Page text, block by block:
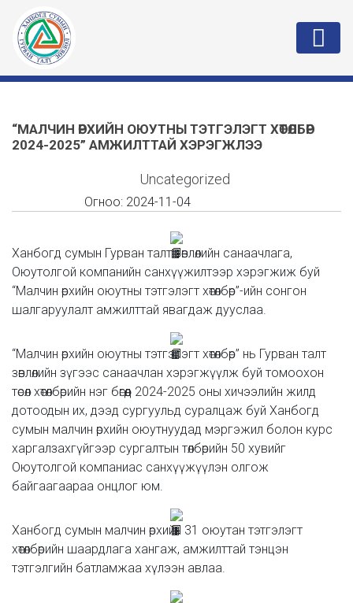
“МАЛЧИН ӨРХИЙН ОЮУТНЫ ТЭТГЭЛЭГТ ХӨТӨЛБӨР
2024-2025” АМЖИЛТТАЙ ХЭРЭГЖЛЭЭ
Uncategorized
Огноо: 2024-11-04
Ханбогд сумын Гурван талт зөвлөлийн санаачлага,
Оюутолгой компанийн санхүүжилтээр хэрэгжиж буй
“Малчин өрхийн оюутны тэтгэлэгт хөтөлбөр”-ийн сонгон
шалгаруулалт амжилттай явагдаж дууслаа.
“Малчин өрхийн оюутны тэтгэлэгт хөтөлбөр” нь Гурван талт
зөвлөлийн зүгээс санаачлан хэрэгжүүлж буй томоохон
төсөл хөтөлбөрийн нэг бөгөөд 2024-2025 оны хичээлийн жилд
дотоодын их, дээд сургуульд суралцаж буй Ханбогд
сумын малчин өрхийн оюутнуудад мэргэжил болон курс
харгалзахгүйгээр сургалтын төлбөрийн 50 хувийг
Оюутолгой компаниас санхүүжүүлэн олгож
байгаагаараа онцлог юм.
Ханбогд сумын малчин өрхийн 31 оюутан тэтгэлэгт
хөтөлбөрийн шаардлага хангаж, амжилттай тэнцэн
тэтгэлгийн батламжаа хүлээн авлаа.